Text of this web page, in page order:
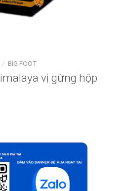
/ BIG FOOT
vị gừng hộp